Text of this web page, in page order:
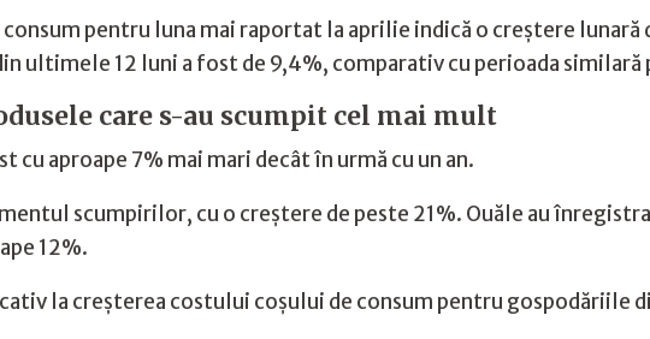
pentru luna mai raportat la aprilie indică o creștere
ultimele 12 luni a fost de 9,4%, comparativ cu perioada similară
care s-au scumpit cel mai mult
aproape 7% mai mari decât în urmă cu un an.
scumpirilor, cu o creștere de peste 21%. Ouăle au
12%.
la creșterea costului coșului de consum pentru gospodăriile